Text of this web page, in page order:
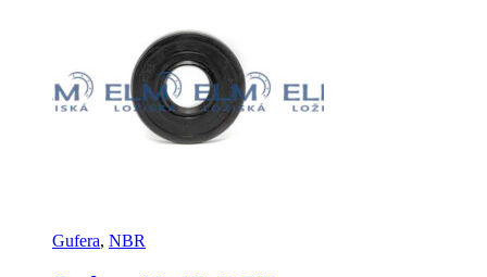
Gufera, NBR